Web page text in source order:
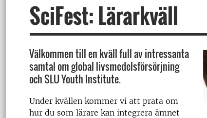
SciFest: Lärarkväll
Välkommen till en kväll full av intressanta
samtal om global livsmedelsförsörjning
och SLU Youth Institute.
Under kvällen kommer vi att prata om
hur du som lärare kan integrera ämnet